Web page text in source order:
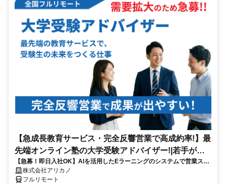
【急成長教育サービス・完全反響営業で高成約率!】最
先端オンライン塾の大学受験アドバイザー!|若手が多
数活躍中!「フルリモート勤務」
【急募！即日入社OK】AIを活用したEラーニングのシステムで営業スキ
ルがどんどん身につく！未経験でも、入社1か月目から成果を出せる環
境です。
株式会社アリカノ
フルリモート